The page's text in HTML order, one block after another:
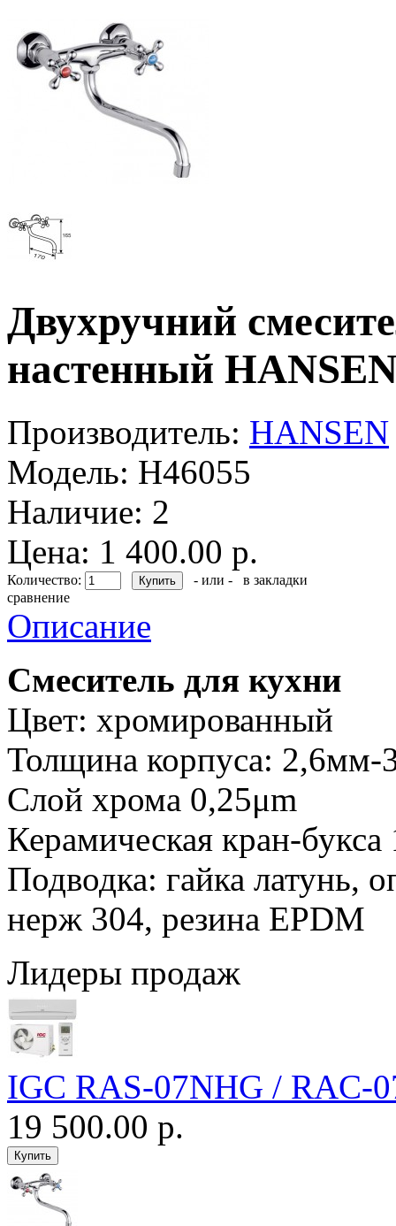
Двухручний
настенный
Производитель: HANSEN
Модель: H46055
Наличие: 2
Цена: 1 400.00 р.
Количество: - или -
в закладки
сравнение
Описание
Смеситель для кухни
Цвет: хромированный
Толщина корпуса:
Слой хрома 0,25μm
Керамическая кран-букса
Подводка: гайка латунь,
нерж 304, резина EPDM
Лидеры продаж
IGC RAS-07NHG / RAC-
19 500.00 р.